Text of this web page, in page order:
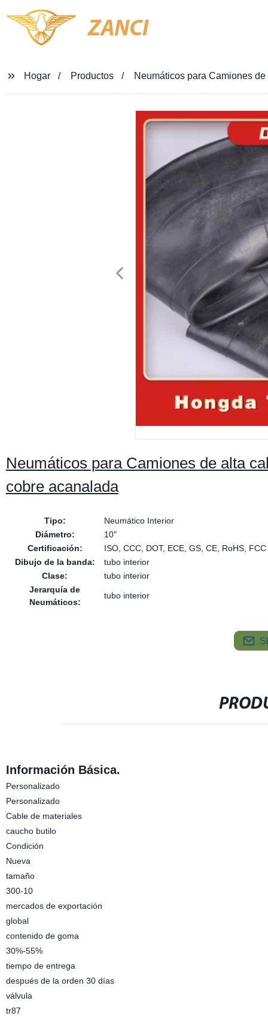
ZANCI
Hogar Productos Neumáticos para Camiones
Neumáticos para Camiones de alta
cobre acanalada
Tipo:
Neumático Interior
Diámetro:
10"
Certificación:
ISO, CCC, DOT, ECE, GS, CE, RoHS, FCC
Dibujo de la banda:
tubo interior
Clase:
tubo interior
Jerarquía de
Neumáticos:
tubo interior
Información Básica.
Personalizado
Personalizado
Cable de materiales
caucho butilo
Condición
Nueva
tamaño
300-10
mercados de exportación
global
contenido de goma
30%-55%
tiempo de entrega
después de la orden 30 días
válvula
tr87